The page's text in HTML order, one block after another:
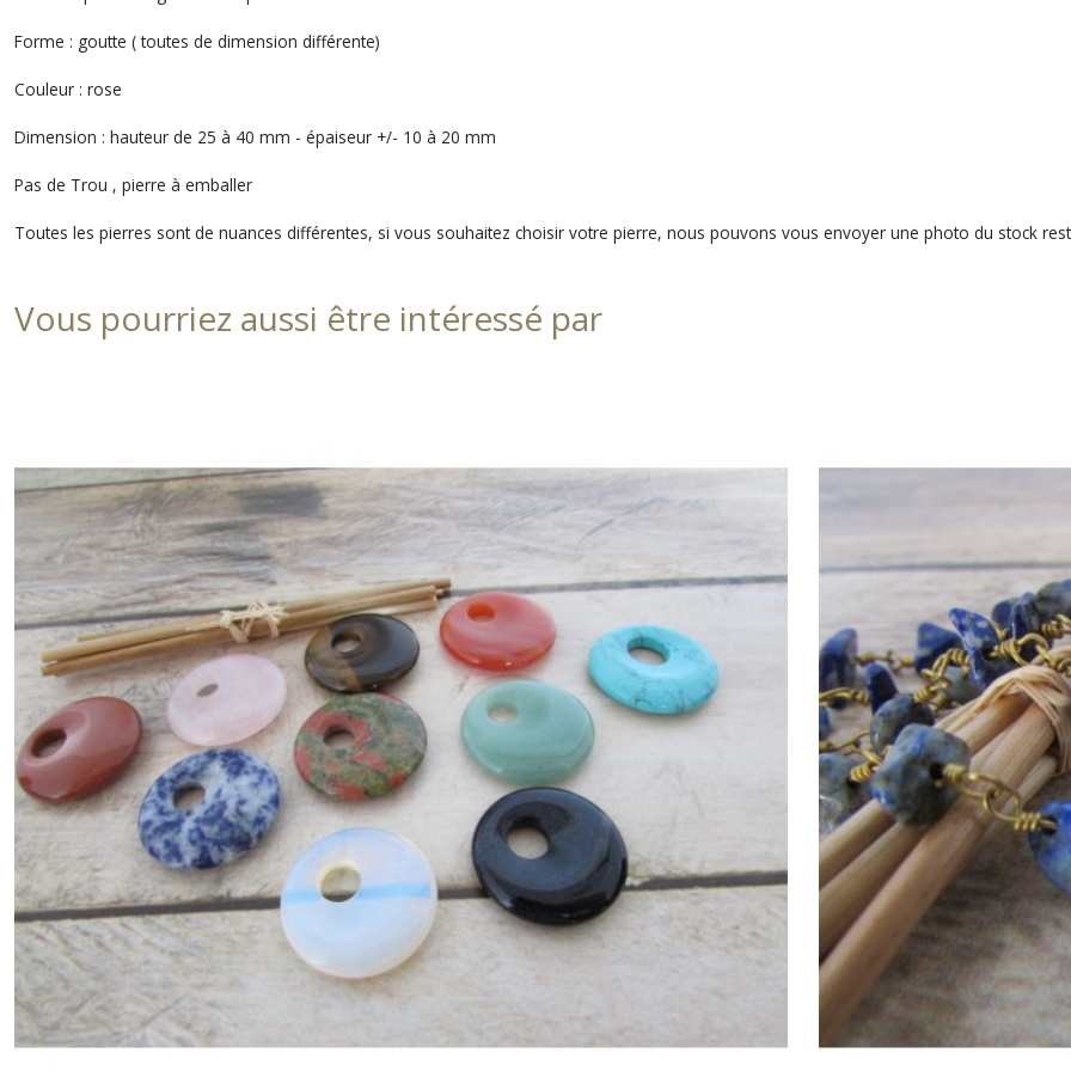
Forme : goutte ( toutes de dimension différente)
Couleur : rose
Dimension : hauteur de 25 à 40 mm - épaiseur +/- 10 à 20 mm
Pas de Trou , pierre à emballer
Toutes les pierres sont de nuances différentes, si vous souhaitez choisir votre pierre, nous pouvons vous envoyer une photo du stock
Vous pourriez aussi être intéressé par